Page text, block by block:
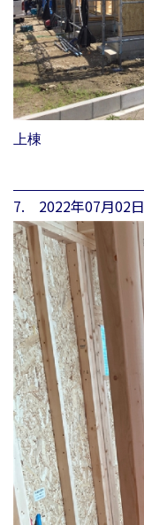
上棟
7. 2022年07月02日